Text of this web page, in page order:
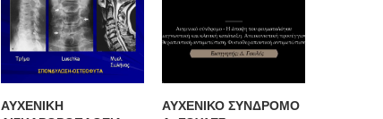
ΑΥΧΕΝΙΚΗ
ΑΥΧΕΝΙΚΟ ΣΥΝΔΡΟΜΟ